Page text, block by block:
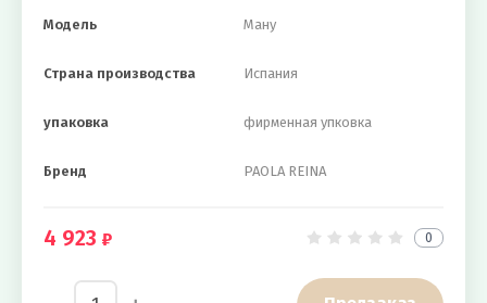
Модель Ману
Страна производства Испания
упаковка фирменная упковка
Бренд PAOLA REINA
4 923 0